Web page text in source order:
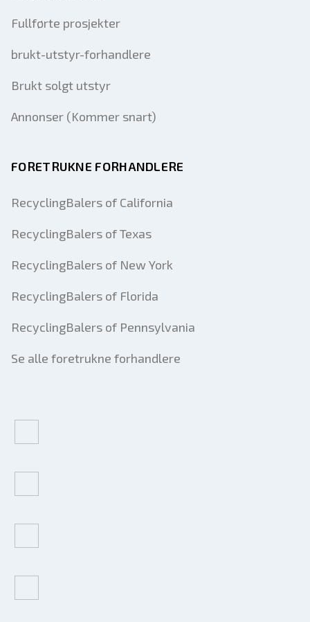
Fullførte prosjekter
brukt-utstyr-forhandlere
Brukt solgt utstyr
Annonser (Kommer snart)
FORETRUKNE FORHANDLERE
RecyclingBalers of California
RecyclingBalers of Texas
RecyclingBalers of New York
RecyclingBalers of Florida
RecyclingBalers of Pennsylvania
Se alle foretrukne forhandlere